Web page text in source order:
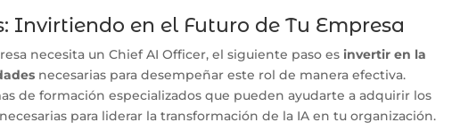
Invirtiendo en el Futuro de Tu Empresa
necesita un Chief AI Officer, el siguiente paso es invertir en la
necesarias para desempeñar este rol de manera efectiva.
de formación especializados que pueden ayudarte a adquirir los
para liderar la transformación de la IA en tu organización.